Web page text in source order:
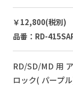
￥12,800(税別)
品番：RD-
RD/SD/MD 用
ロック( パープ